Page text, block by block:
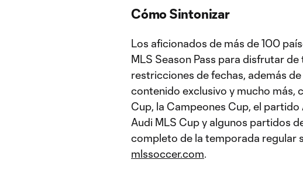
Cómo Sintonizar
Los aficionados de más de 100
MLS Season Pass para disfrutar
restricciones de fechas, además
contenido exclusivo y mucho más,
Cup, la Campeones Cup, el
Audi MLS Cup y algunos partidos
completo de la temporada regular
mlssoccer.com.